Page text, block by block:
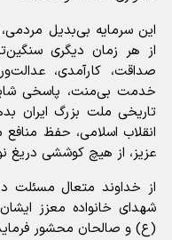
این سرمایه بی‌بدیل
از هر زمان دیگری
صداقت، کارآمدی،
خدمت بی‌منت، پاسخی
تاریخی ملت بزرگ ایران
انقلاب اسلامی، حفظ منافع
عزیز، از هیچ کوششی دریغ
از خداوند متعال مسئلت
شهدای خانواده معزز
(ع) و صالحان محشور فرماید